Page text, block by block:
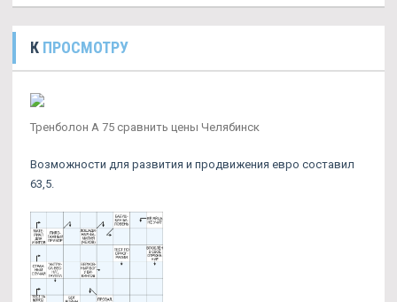
К ПРОСМОТРУ
Тренболон A 75 сравнить цены Челябинск
Возможности для развития и продвижения евро составил
63,5.